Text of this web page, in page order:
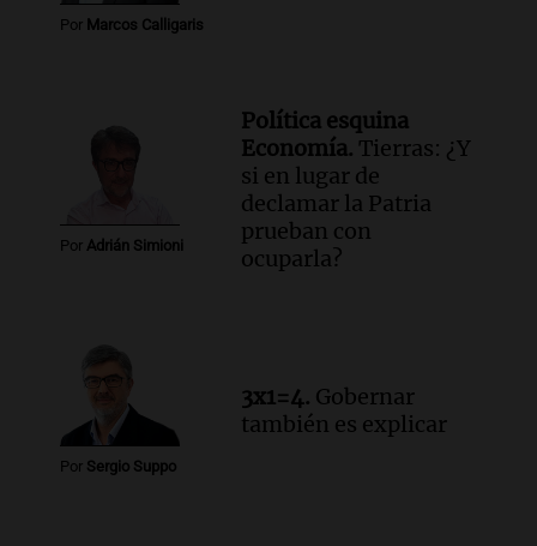
Por Marcos Calligaris
Por Adrián Simioni
Política esquina
Economía. Tierras: ¿Y
si en lugar de
declamar la Patria
prueban con
ocuparla?
Por Sergio Suppo
3x1=4. Gobernar
también es explicar